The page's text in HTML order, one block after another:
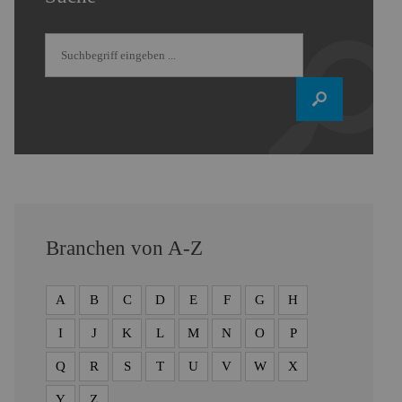
Branchen von A-Z
A B C D E F G H
I J K L M N O P
Q R S T U V W X
Y Z